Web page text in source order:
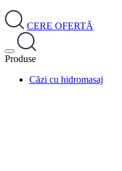
CERE OFERTĂ
Produse
Căzi cu hidromasaj